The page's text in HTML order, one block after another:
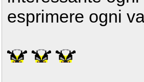
esprimere ogni